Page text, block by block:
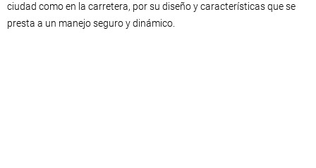
ciudad como en la carretera, por su diseño y características que se
presta a un manejo seguro y dinámico.